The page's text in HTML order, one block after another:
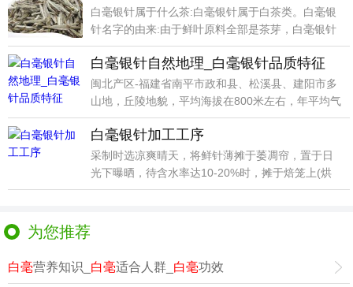
白毫银针属于什么茶:白毫银针属于白茶类。白毫银
针名字的由来:由于鲜叶原料全部是茶芽，白毫银针
制成成品
白毫银针自然地理_白毫银针品质特征
闽北产区-福建省南平市政和县、松溪县、建阳市多
山地，丘陵地貌，平均海拔在800米左右，年平均气
温16
白毫银针加工工序
采制时选凉爽晴天，将鲜针薄摊于萎凋帘，置于日
光下曝晒，待含水率达10-20%时，摊于焙笼上(烘
心盘用
为您推荐
白毫营养知识_ 白毫适合人群_ 白毫功效